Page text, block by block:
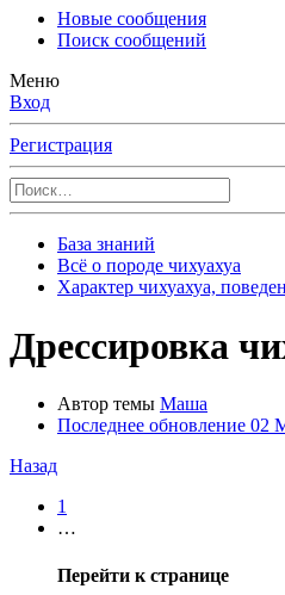
Новые сообщения
Поиск сообщений
Меню
Вход
Регистрация
База знаний
Всё о породе чихуахуа
Характер чихуахуа,
Дрессировка
Автор темы Маша
Последнее обновление 02
Назад
1
…
Перейти к странице